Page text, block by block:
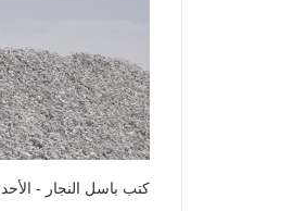
كتب باسل النجار - الأحد 9 أبريل 2023 10:15 صباحاً - حال الخليج – مسقط